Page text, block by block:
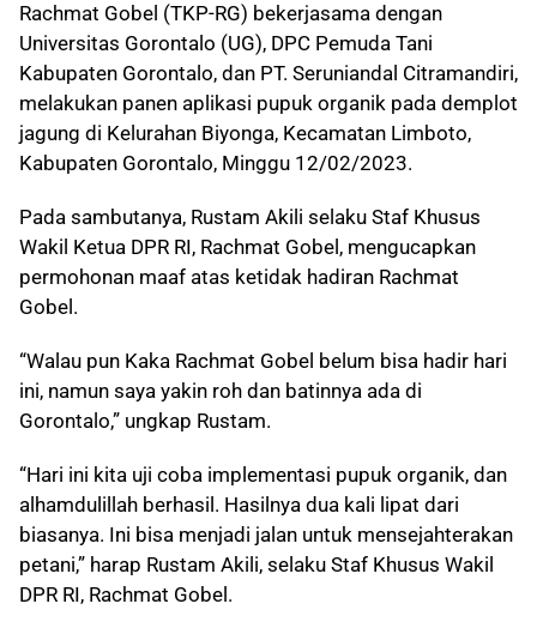
Rachmat Gobel (TKP-RG) bekerjasama dengan
Universitas Gorontalo (UG), DPC Pemuda Tani
Kabupaten Gorontalo, dan PT. Seruniandal Citramandiri,
melakukan panen aplikasi pupuk organik pada demplot
jagung di Kelurahan Biyonga, Kecamatan Limboto,
Kabupaten Gorontalo, Minggu 12/02/2023.
Pada sambutanya, Rustam Akili selaku Staf Khusus
Wakil Ketua DPR RI, Rachmat Gobel, mengucapkan
permohonan maaf atas ketidak hadiran Rachmat
Gobel.
“Walau pun Kaka Rachmat Gobel belum bisa hadir hari
ini, namun saya yakin roh dan batinnya ada di
Gorontalo,” ungkap Rustam.
“Hari ini kita uji coba implementasi pupuk organik, dan
alhamdulillah berhasil. Hasilnya dua kali lipat dari
biasanya. Ini bisa menjadi jalan untuk mensejahterakan
petani,” harap Rustam Akili, selaku Staf Khusus Wakil
DPR RI, Rachmat Gobel.